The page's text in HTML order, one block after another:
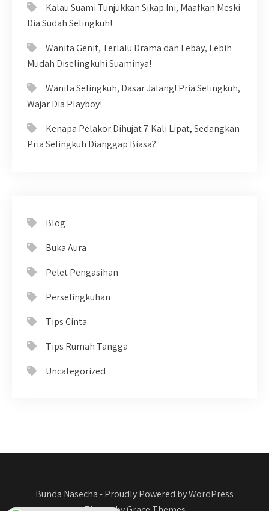
Kalau Suami Tunjukkan Sikap Ini, Maafkan Meski
Dia Sudah Selingkuh!
Wanita Genit, Terlalu Drama dan Lebay, Lebih
Mudah Diselingkuhi Suaminya!
Wanita Selingkuh, Dasar Jalang! Pria Selingkuh,
Wajar Dia Playboy!
Kenapa Pelakor Dihujat 7 Kali Lipat, Sedangkan
Pria Selingkuh Dianggap Biasa?
Blog
Buka Aura
Pelet Pengasihan
Perselingkuhan
Tips Cinta
Tips Rumah Tangga
Uncategorized
Bunda Nasecha - Proudly Powered by WordPress